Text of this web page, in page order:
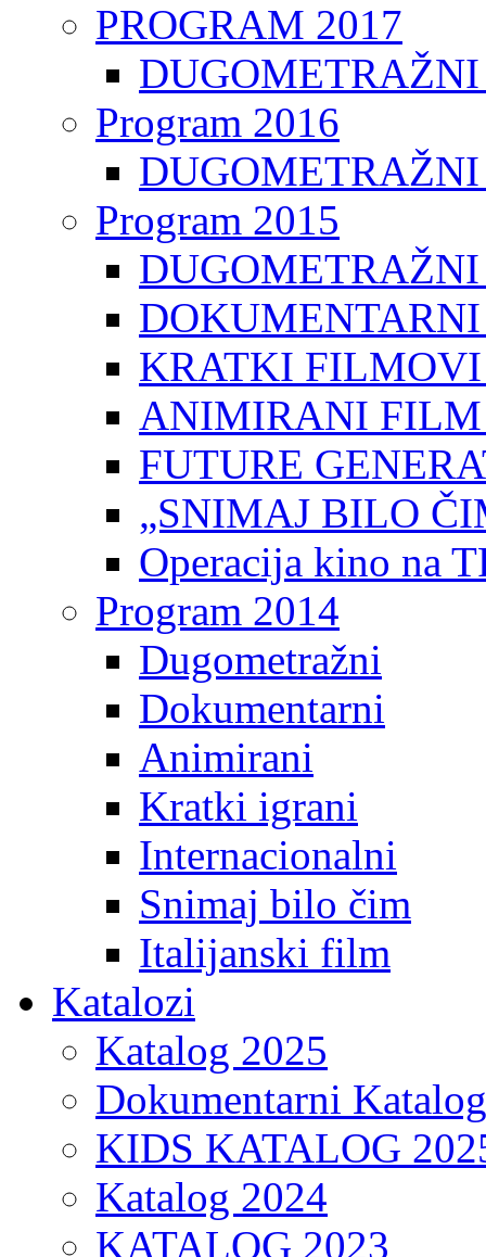
PROGRAM 2017
Program 2016
Program 2015
KRATKI FILMOVI
ANIMIRANI FILM
FUTURE
„SNIMAJ BILO
Operacija kino na
Program 2014
Dugometražni
Dokumentarni
Animirani
Kratki igrani
Internacionalni
Snimaj bilo čim
Italijanski film
Katalozi
Katalog 2025
Dokumentarni Katalog
KIDS KATALOG
Katalog 2024
KATALOG 2023